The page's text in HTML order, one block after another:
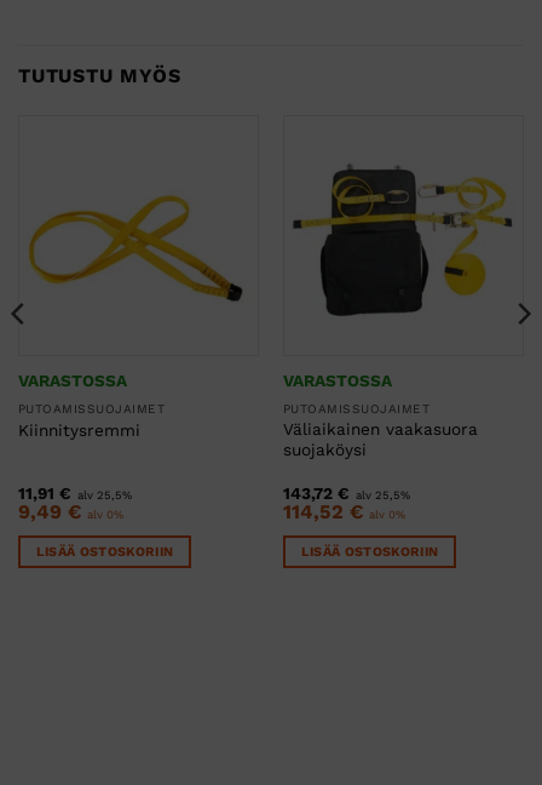
TUTUSTU MYÖS
VARASTOSSA
PUTOAMISSUOJAIMET
Kiinnitysremmi
11,91 € alv 25,5%
9,49 € alv 0%
LISÄÄ OSTOSKORIIN
VARASTOSSA
PUTOAMISSUOJAIMET
Väliaikainen vaakasuora
suojaköysi
143,72 € alv 25,5%
114,52 € alv 0%
LISÄÄ OSTOSKORIIN